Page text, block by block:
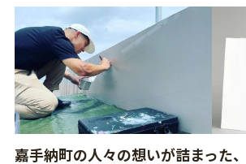
嘉手納町の人々の想いが詰まった